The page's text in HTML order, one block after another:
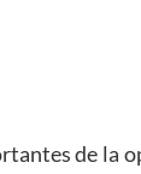
de la